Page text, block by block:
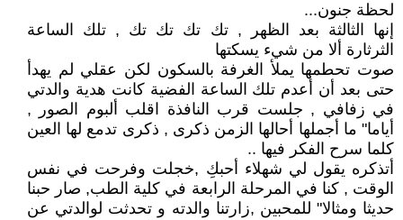
لحظة جنون...
إنها الثالثة بعد الظهر , تك تك تك تك , تلك الساعة
الثرثارة ألا من شيء يسكتها
صوت تحطمها يملأ الغرفة بالسكون لكن عقلي لم يهدأ
حتى بعد أن أعدم تلك الساعة الفضية كانت هدية والدتي
في زفافي , جلست قرب النافذة اقلب ألبوم الصور ,
أياما" ما أجملها أحالها الزمن ذكرى , ذكرى تدمع لها العين
كلما سرح الفكر فيها ..
أتذكره يقول لي شهلاء أحبكِ ,خجلت وفرحت في نفس
الوقت , كنا في المرحلة الرابعة في كلية الطب, صار حبنا
حديثا ومثالا" للمحبين ,زارتنا والدته و تحدثت لوالدتي عن